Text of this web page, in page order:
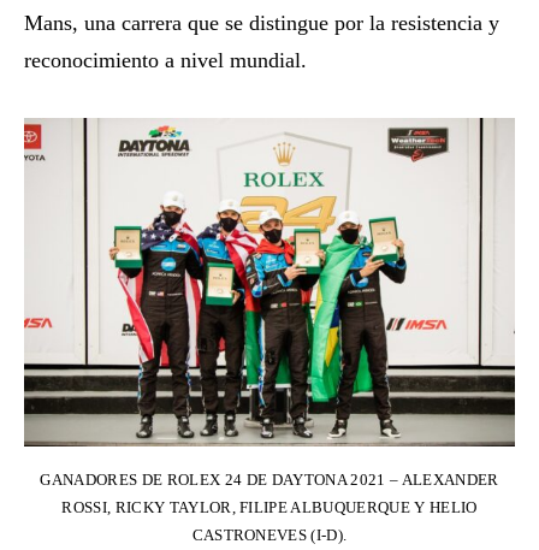
Mans, una carrera que se distingue por la resistencia y
reconocimiento a nivel mundial.
GANADORES DE ROLEX 24 DE DAYTONA 2021 – ALEXANDER
ROSSI, RICKY TAYLOR, FILIPE ALBUQUERQUE Y HELIO
CASTRONEVES (I-D).